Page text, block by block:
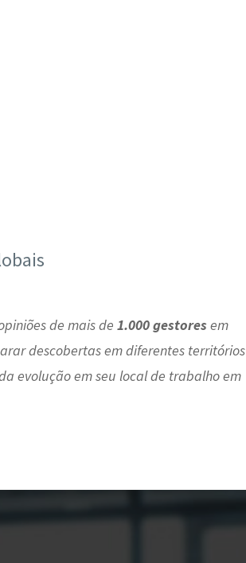
de mais de1.000 gestoresem
descobertas em diferentes territórios
evolução em seu local de trabalho em